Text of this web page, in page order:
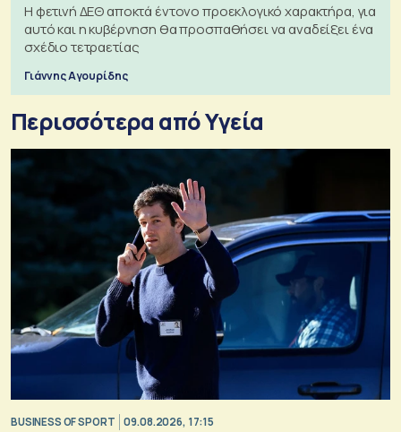
Η φετινή ΔΕΘ αποκτά έντονο προεκλογικό χαρακτήρα, για
αυτό και η κυβέρνηση θα προσπαθήσει να αναδείξει ένα
σχέδιο τετραετίας
Γιάννης Αγουρίδης
Περισσότερα από Υγεία
BUSINESS OF SPORT 09.08.2026, 17:15